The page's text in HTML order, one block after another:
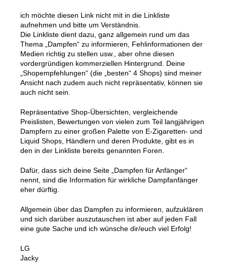
ich möchte diesen Link nicht mit in die Linkliste
aufnehmen und bitte um Verständnis.
Die Linkliste dient dazu, ganz allgemein rund um das
Thema „Dampfen“ zu informieren, Fehlinformationen der
Medien richtig zu stellen usw., aber ohne diesen
vordergründigen kommerziellen Hintergrund. Deine
„Shopempfehlungen“ (die „besten“ 4 Shops) sind meiner
Ansicht nach zudem auch nicht repräsentativ, können sie
auch nicht sein.
Repräsentative Shop-Übersichten, vergleichende
Preislisten, Bewertungen von vielen zum Teil langjährigen
Dampfern zu einer großen Palette von E-Zigaretten- und
Liquid Shops, Händlern und deren Produkte, gibt es in
den in der Linkliste bereits genannten Foren.
Dafür, dass sich deine Seite „Dampfen für Anfänger“
nennt, sind die Information für wirkliche Dampfanfänger
eher dürftig.
Allgemein über das Dampfen zu informieren, aufzuklären
und sich darüber auszutauschen ist aber auf jeden Fall
eine gute Sache und ich wünsche dir/euch viel Erfolg!
LG
Jacky